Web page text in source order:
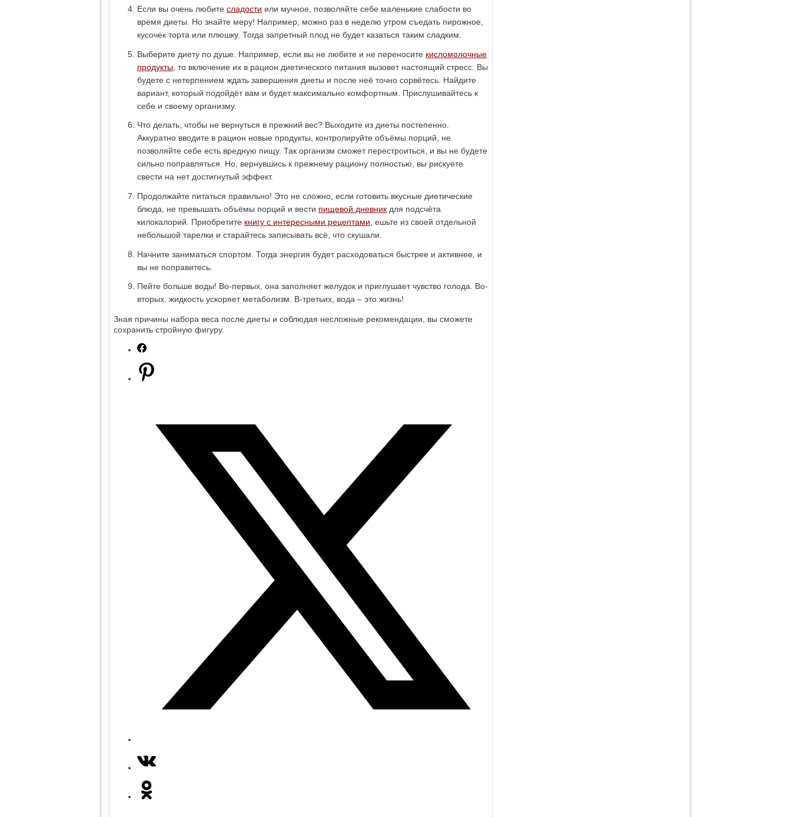
Если вы очень любите сладости или мучное, позволяйте себе маленькие слабости во
время диеты. Но знайте меру! Например, можно раз в неделю утром съедать пирожное,
кусочек торта или плюшку. Тогда запретный плод не будет казаться таким сладким.
Выберите диету по душе. Например, если вы не любите и не переносите кисломолочные
продукты , то включение их в рацион диетического питания вызовет настоящий стресс. Вы
будете с нетерпением ждать завершения диеты и после неё точно сорвётесь. Найдите
вариант, который подойдёт вам и будет максимально комфортным. Прислушивайтесь к
себе и своему организму.
Что делать, чтобы не вернуться в прежний вес? Выходите из диеты постепенно.
Аккуратно вводите в рацион новые продукты, контролируйте объёмы порций, не
позволяйте себе есть вредную пищу. Так организм сможет перестроиться, и вы не будете
сильно поправляться. Но, вернувшись к прежнему рациону полностью, вы рискуете
свести на нет достигнутый эффект.
Продолжайте питаться правильно! Это не сложно, если готовить вкусные диетические
блюда, не превышать объёмы порций и вести пищевой дневник для подсчёта
килокалорий. Приобретите книгу с интересными рецептами , ешьте из своей отдельной
небольшой тарелки и старайтесь записывать всё, что скушали.
Начните заниматься спортом. Тогда энергия будет расходоваться быстрее и активнее, и
вы не поправитесь.
Пейте больше воды! Во-первых, она заполняет желудок и приглушает чувство голода. Во-
вторых, жидкость ускоряет метаболизм. В-третьих, вода – это жизнь!
Зная причины набора веса после диеты и соблюдая несложные рекомендации, вы сможете
сохранить стройную фигуру.